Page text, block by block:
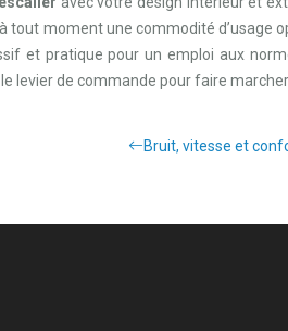
moment une commodité d’usage
et pratique pour un emploi aux
levier de commande pour faire marcher
Bruit, vitesse et